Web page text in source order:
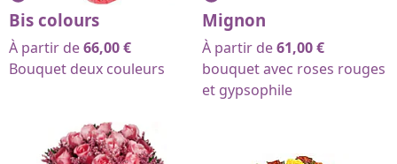
Bis colours
À partir de66,00€
Bouquet deux couleurs
Mignon
À partir de61,00€
bouquet avec roses rouges
et gypsophile